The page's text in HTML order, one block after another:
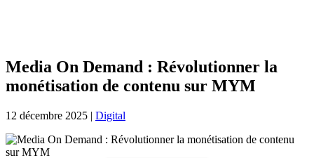
Media On Demand : Révolutionner la
monétisation de contenu sur MYM
12 décembre 2025 | Digital